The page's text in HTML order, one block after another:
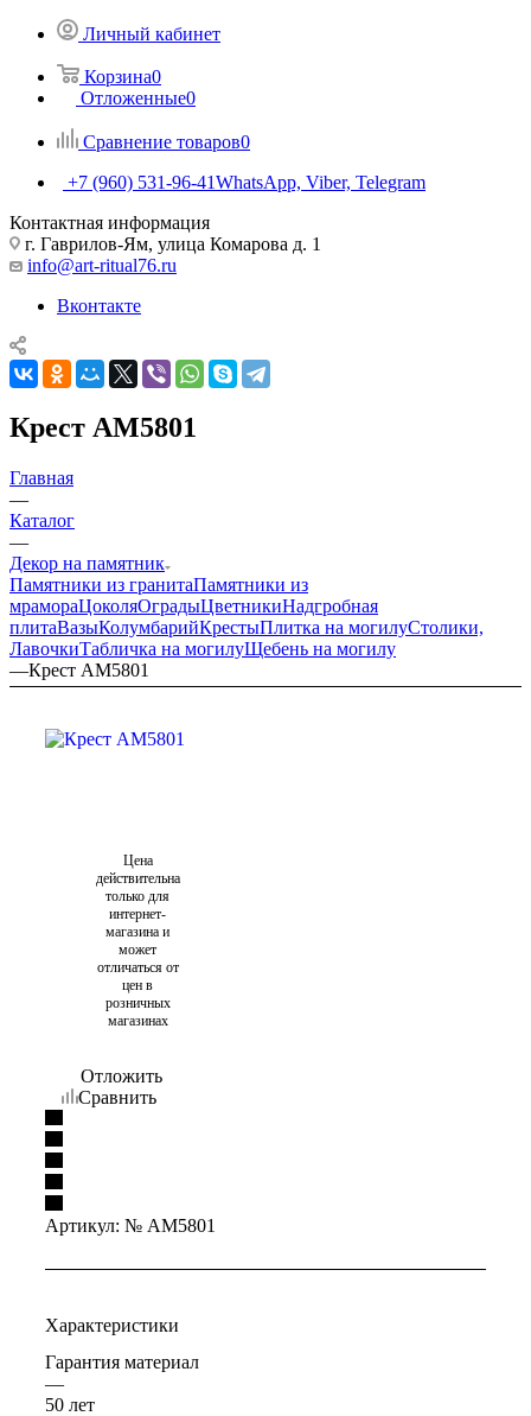
Личный кабинет
Корзина0
Отложенные0
Сравнение товаров0
+7 (960) 531-96-41WhatsApp, Viber, Telegram
Контактная информация
г. Гаврилов-Ям, улица Комарова д. 1
info@art-ritual76.ru
Вконтакте
Крест AM5801
Главная
—
Каталог
—
Декор на памятник
Памятники из гранитаПамятники из
мрамораЦоколяОградыЦветникиНадгробная
плитаВазыКолумбарийКрестыПлитка на могилуСтолики,
ЛавочкиТабличка на могилуЩебень на могилу
—Крест AM5801
Цена
действительна
только для
интернет-
магазина и
может
отличаться от
цен в
розничных
магазинах
Отложить
Сравнить
Артикул: № AM5801
Характеристики
Гарантия материал
—
50 лет